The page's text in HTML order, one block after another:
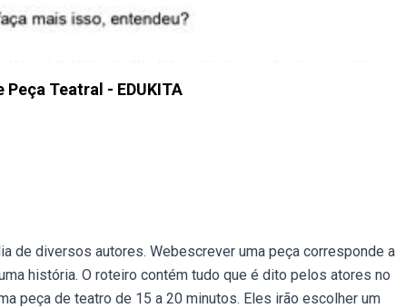
Peça Teatral - EDUKITA
de diversos autores. Webescrever uma peça corresponde a
história. O roteiro contém tudo que é dito pelos atores no
peça de teatro de 15 a 20 minutos. Eles irão escolher um